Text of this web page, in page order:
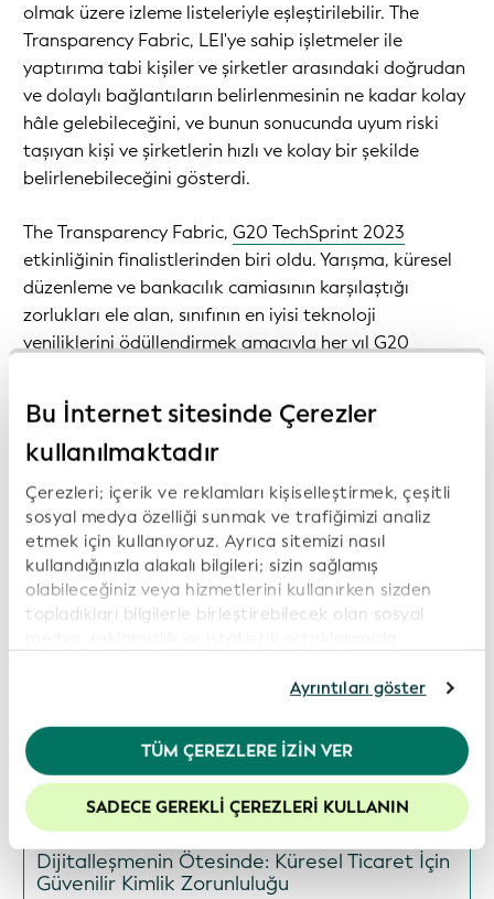
Bu İnternet sitesinde Çerezler
kullanılmaktadır
Çerezleri; içerik ve reklamları kişiselleştirmek, çeşitli
sosyal medya özelliği sunmak ve trafiğimizi analiz
etmek için kullanıyoruz. Ayrıca sitemizi nasıl
kullandığınızla alakalı bilgileri; sizin sağlamış
olabileceğiniz veya hizmetlerini kullanırken sizden
topladıkları bilgilerle birleştirebilecek olan sosyal
etmeniz durumunda, çerez politikamıza rıza
Gizlilik Politikamız
’ı inceleyiniz.
Web sitemizdeki deneyiminizi geliştirmek için
çerezleri etkin tutmanızı öneririz.
Ayrıntıları göster
TÜM ÇEREZLERE İZIN VER
SADECE GEREKLI ÇEREZLERI KULLANIN
olmak üzere izleme listeleriyle eşleştirilebilir. The
Transparency Fabric, LEI'ye sahip işletmeler ile
yaptırıma tabi kişiler ve şirketler arasındaki doğrudan
ve dolaylı bağlantıların belirlenmesinin ne kadar kolay
hâle gelebileceğini, ve bunun sonucunda uyum riski
taşıyan kişi ve şirketlerin hızlı ve kolay bir şekilde
belirlenebileceğini gösterdi.
The Transparency Fabric, G20 TechSprint 2023
etkinliğinin finalistlerinden biri oldu. Yarışma, küresel
düzenleme ve bankacılık camiasının karşılaştığı
zorlukları ele alan, sınıfının en iyisi teknoloji
yeniliklerini ödüllendirmek amacıyla her yıl G20
tarafından düzenleniyor. TechSprint Challenge,
2023'te Hindistan Merkez Bankası (RBI) ortaklığıyla
düzenlendi ve odak noktası, BIS ve RBI tarafından
tanımlanan sınır ötesi ödeme zorluklarına çözüm
bulmaktı. Özellikle Transparency Fabric, yasa dışı
finansman riskini azaltabilecek bir teknoloji çözümü
olarak kabul edildi.
Önceki videolar ve podcastler:
Dijitalleşmenin Ötesinde: Küresel Ticaret İçin
Güvenilir Kimlik Zorunluluğu